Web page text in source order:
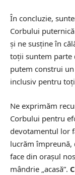
În concluzie,
Corbului
și ne susține în
toții suntem parte
putem construi
inclusiv pentru
Ne exprimăm
Corbului pentru
devotamentul lor
lucrăm împreună,
face din orașul
mândrie „acasă”.